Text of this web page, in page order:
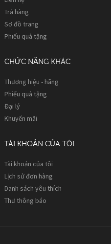
Trả hàng
Sơ đồ trang
Phiếu quà tặng
CHỨC NĂNG KHÁC
Thương hiệu - hãng
Phiếu quà tặng
Đại lý
Khuyến mãi
TÀI KHOẢN CỦA TÔI
Tài khoản của tôi
Lịch sử đơn hàng
Danh sách yêu thích
Thư thông báo